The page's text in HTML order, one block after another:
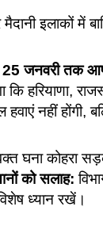
इलाकों में
से 25 जनवरी तक
कि हरियाणा,
नहीं
घना कोहरा
को सलाह:
ध्यान रखें।